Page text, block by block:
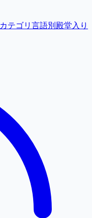
カテゴリ 言語別殿堂入り